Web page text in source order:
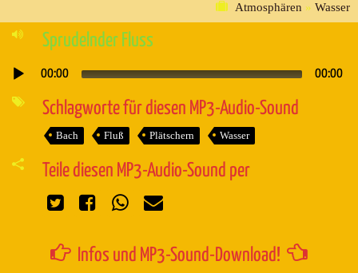
Atmosphären » Wasser
Sprudelnder Fluss
Audio-
00:00 00:00
Schlagworte für diesen MP3-Audio-Sound
Bach Fluß Plätschern Wasser
Teile diesen MP3-Audio-Sound per
Infos und MP3-Sound-Download!